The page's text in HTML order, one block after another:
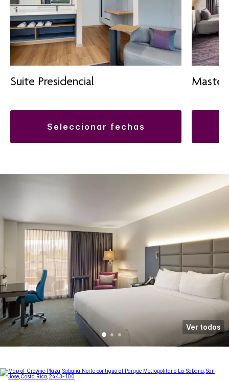
Suite Presidencial
seleccionar fechas
Master
Ver todos